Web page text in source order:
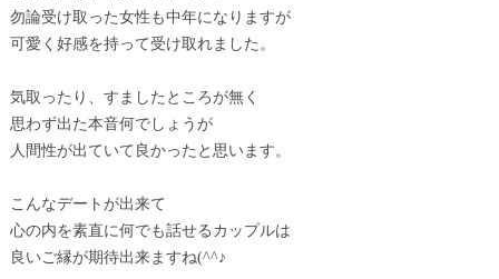
勿論受け取った女性も中年になりますが
可愛く好感を持って受け取れました。
気取ったり、すましたところが無く
思わず出た本音何でしょうが
人間性が出ていて良かったと思います。
こんなデートが出来て
心の内を素直に何でも話せるカップルは
良いご縁が期待出来ますね(^^♪